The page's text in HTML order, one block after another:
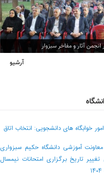
انجمن آثار و مفاخر سبزوار
آرشیو
خوابگاه های دانشجویی: انتخاب اتاق
معاونت آموزشی دانشگاه حکیم سبزواری
تاریخ برگزاری امتحانات نیمسال